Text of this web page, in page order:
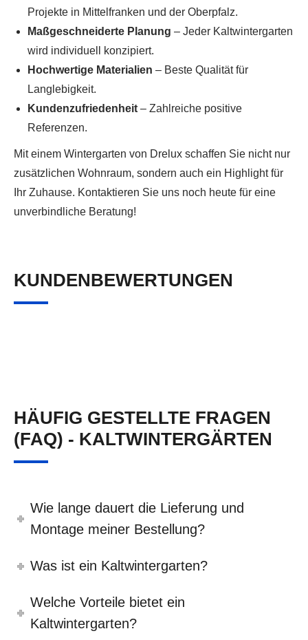
Projekte in Mittelfranken und der Oberpfalz.
Maßgeschneiderte Planung – Jeder Kaltwintergarten
wird individuell konzipiert.
Hochwertige Materialien – Beste Qualität für
Langlebigkeit.
Kundenzufriedenheit – Zahlreiche positive
Referenzen.
Mit einem Wintergarten von Drelux schaffen Sie nicht nur
zusätzlichen Wohnraum, sondern auch ein Highlight für
Ihr Zuhause. Kontaktieren Sie uns noch heute für eine
unverbindliche Beratung!
KUNDENBEWERTUNGEN
HÄUFIG GESTELLTE FRAGEN
(FAQ) - KALTWINTERGÄRTEN
Wie lange dauert die Lieferung und
Montage meiner Bestellung?
Was ist ein Kaltwintergarten?
Welche Vorteile bietet ein
Kaltwintergarten?